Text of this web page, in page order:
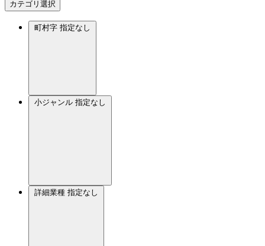
カテゴリ選択
町村字 指定なし
小ジャンル 指定なし
詳細業種 指定なし